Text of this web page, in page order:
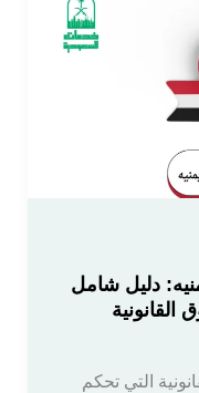
دليل شامل
القانونية
التي تحكم